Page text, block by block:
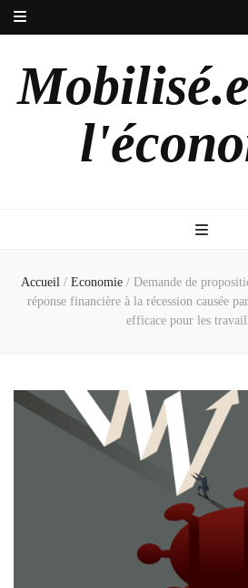
Accueil / Economie / Demande de
réponse financière à la récession causée
efficace pour les